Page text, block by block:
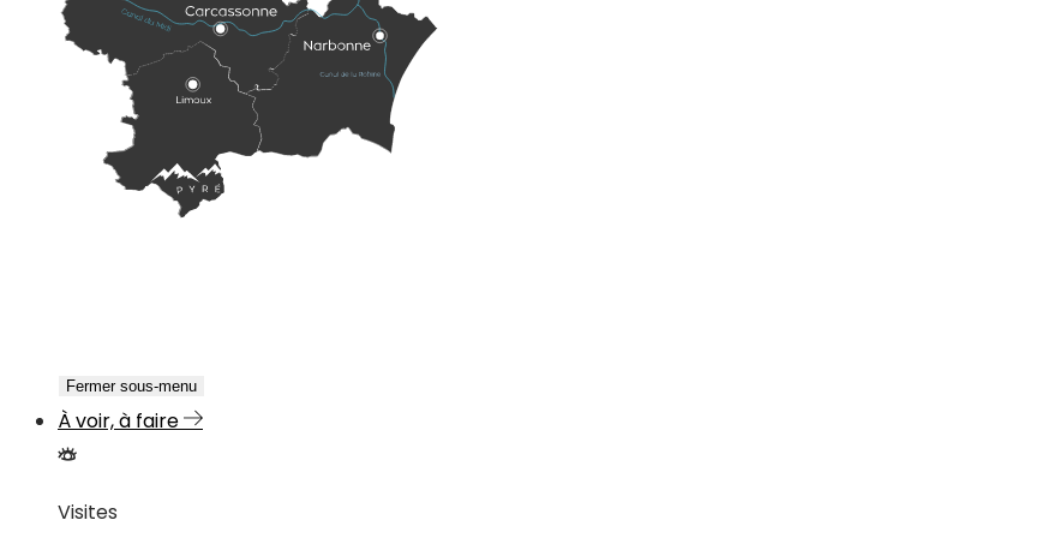
Fermer sous-menu
À voir, à faire
Visites